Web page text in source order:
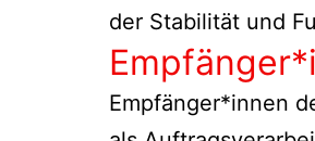
der Stabilität und
Empfänger*innen